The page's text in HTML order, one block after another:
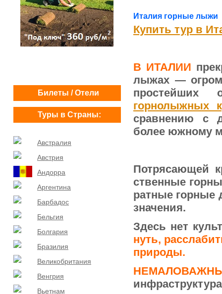
Билеты / Отели
Туры в Страны:
Австралия
Австрия
Андорра
Аргентина
Барбадос
Бельгия
Болгария
Бразилия
Великобритания
Венгрия
Вьетнам
Италия горные лыжи
Купить тур в
В ИТАЛИИ
лыжах —
простейших
горнолыжных
сравнению с
более южному
Потрясающей
ственные
ратные горные
значения.
Здесь нет
нуть,
природы.